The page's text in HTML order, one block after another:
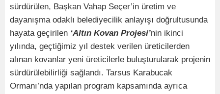
sürdürülen, Başkan Vahap Seçer’in üretim ve
dayanışma odaklı belediyecilik anlayışı doğrultusunda
hayata geçirilen ‘Altın Kovan Projesi’nin ikinci
yılında, geçtiğimiz yıl destek verilen üreticilerden
alınan kovanlar yeni üreticilerle buluşturularak projenin
sürdürülebilirliği sağlandı. Tarsus Karabucak
Ormanı’nda yapılan program kapsamında ayrıca